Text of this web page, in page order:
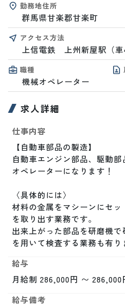
勤務地住所
群馬県甘楽郡甘楽町
アクセス方法
上信電鉄　上州新屋駅（車
職種
機械オペレーター
求人詳細
仕事内容
【自動車部品の製造】
自動車エンジン部品、駆動
オペレーターになります！
〈具体的には〉
材料の金属をマシーンにセ
を取り出す業務です。
出来上がった部品を研磨機
を用いて検査する業務も有り
給与
月給制 286,000円 〜 286,000
給与備考